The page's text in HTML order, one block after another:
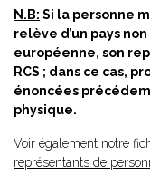
N.B: Si la personne
relève d’un pays
européenne, son
RCS ; dans ce cas,
énoncées
physique.
Voir également notre
représentants de